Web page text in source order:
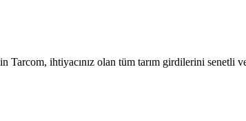
Tarcom, ihtiyacınız olan tüm tarım girdilerini senetli